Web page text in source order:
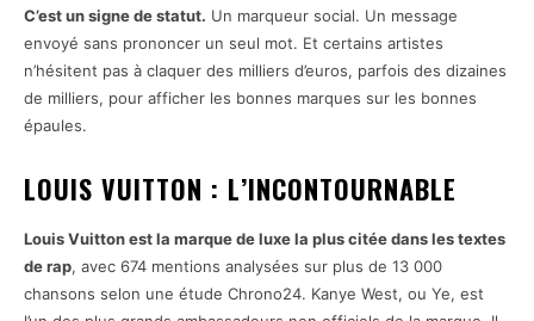
C’est un signe de statut. Un marqueur social. Un message
envoyé sans prononcer un seul mot. Et certains artistes
n’hésitent pas à claquer des milliers d’euros, parfois des dizaines
de milliers, pour afficher les bonnes marques sur les bonnes
épaules.
LOUIS VUITTON : L’INCONTOURNABLE
Louis Vuitton est la marque de luxe la plus citée dans les textes
de rap, avec 674 mentions analysées sur plus de 13 000
chansons selon une étude Chrono24. Kanye West, ou Ye, est